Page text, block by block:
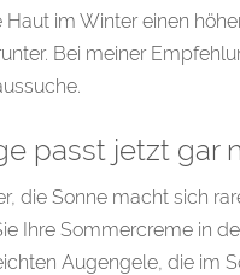
Haut im Winter einen
Bei meiner
passt jetzt gar
die Sonne macht sich
Ihre Sommercreme in
Augengele, die im